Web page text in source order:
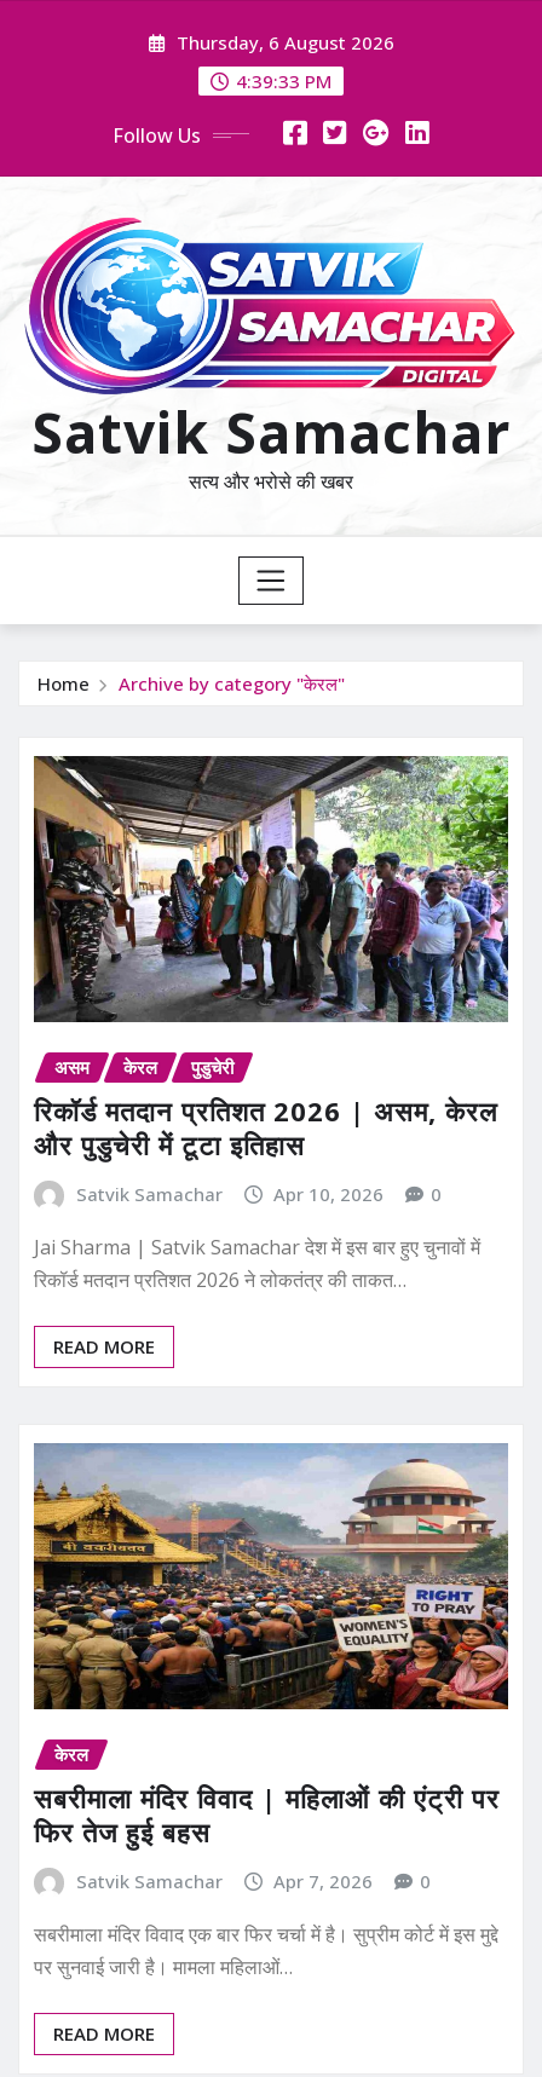
Thursday, 6 August 2026
4:39:34 PM
Follow Us
Satvik Samachar
सत्य और भरोसे की खबर
Home Archive by category "केरल"
असम केरल पुडुचेरी
रिकॉर्ड मतदान प्रतिशत 2026 | असम, केरल
और पुडुचेरी में टूटा इतिहास
Satvik Samachar Apr 10, 2026 0
Jai Sharma | Satvik Samachar देश में इस बार हुए चुनावों में
रिकॉर्ड मतदान प्रतिशत 2026 ने लोकतंत्र की ताकत…
READ MORE
केरल
सबरीमाला मंदिर विवाद | महिलाओं की एंट्री पर
फिर तेज हुई बहस
Satvik Samachar Apr 7, 2026 0
सबरीमाला मंदिर विवाद एक बार फिर चर्चा में है। सुप्रीम कोर्ट में इस मुद्दे
पर सुनवाई जारी है। मामला महिलाओं…
READ MORE